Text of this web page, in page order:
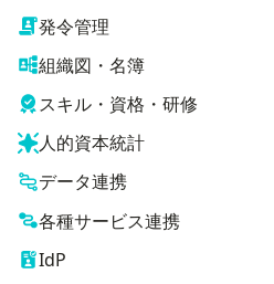
発令管理
組織図・名簿
スキル・資格・研修
人的資本統計
データ連携
各種サービス連携
IdP